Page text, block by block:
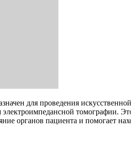
для проведения
томографии.
органов пациента и помогает